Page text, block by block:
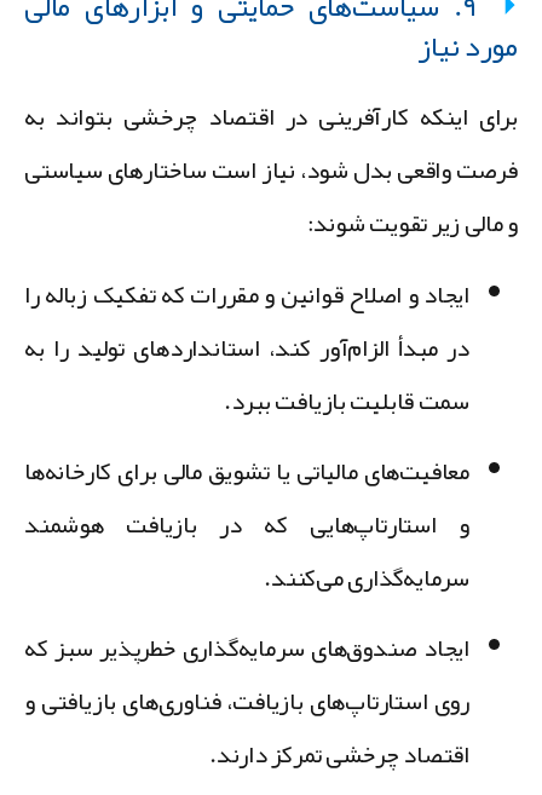
نیاز
اینکه کارآفرینی در اقتصاد چرخشی بتواند به
واقعی بدل شود، نیاز است ساختارهای سیاستی
مالی زیر تقویت شوند:
ایجاد و اصلاح قوانین و مقرراتکه تفکیک زباله را
در مبدأ الزام‌آور کند، استانداردهای تولید را به
سمت قابلیت بازیافت ببرد.
معافیت‌های مالیاتی یا تشویق مالی برای کارخانه‌ها
و استارتاپ‌هایی که در بازیافت هوشمند
سرمایه‌گذاری می‌کنند.
ایجاد صندوق‌های سرمایه‌گذاری خطرپذیر سبزکه
روی استارتاپ‌های بازیافت، فناوری‌های بازیافتی و
اقتصاد چرخشی تمرکز دارند.